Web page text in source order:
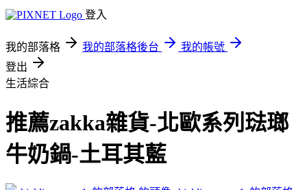
登入
我的部落格 我的部落格後台
我的帳號
登出
生活綜合
推薦zakka雜貨-北歐系列琺瑯
牛奶鍋-土耳其藍